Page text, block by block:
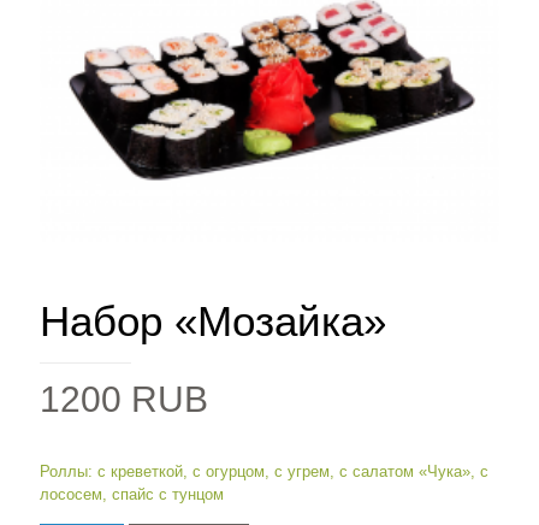
Набор «Мозайка»
1200 RUB
Роллы: с креветкой, с огурцом, с угрем, с салатом «Чука», с
лососем, спайс с тунцом